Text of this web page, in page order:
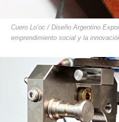
Cuero Lo’oc / Diseño Argentino
emprendimiento social y la